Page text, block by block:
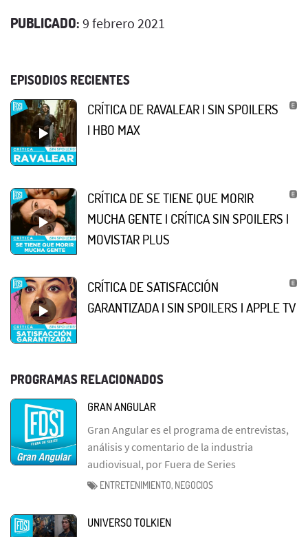
PUBLICADO: 9 febrero 2021
EPISODIOS RECIENTES
CRÍTICA DE RAVALEAR | SIN SPOILERS
| HBO MAX
CRÍTICA DE SE TIENE QUE MORIR
MUCHA GENTE | CRÍTICA SIN SPOILERS |
MOVISTAR PLUS
CRÍTICA DE SATISFACCIÓN
GARANTIZADA | SIN SPOILERS | APPLE TV
PROGRAMAS RELACIONADOS
GRAN ANGULAR
Gran Angular es el programa de entrevistas,
análisis y comentario de la industria
audiovisual, por Fuera de Series
ENTRETENIMIENTO, NEGOCIOS
UNIVERSO TOLKIEN